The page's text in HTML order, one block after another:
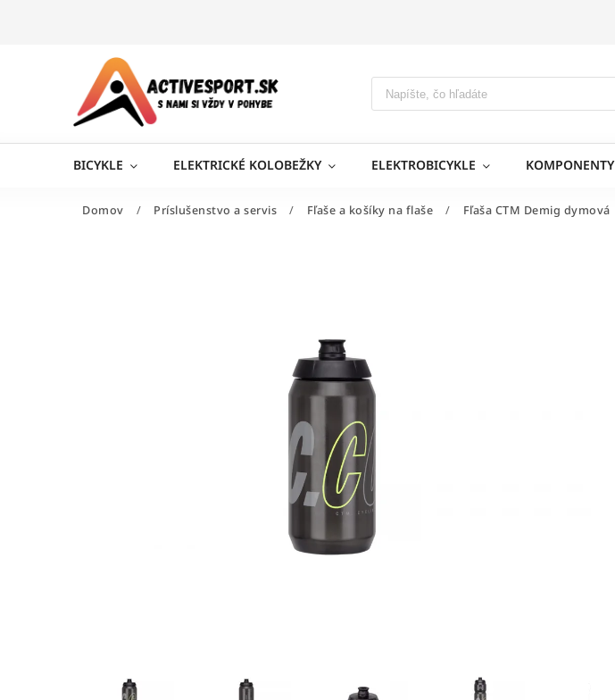
BICYKLE ELEKTRICKÉ KOLOBEŽKY ELEKTROBICYKLE KOMPONENTY
Domov / Príslušenstvo a servis / Fľaše a košíky na flaše / Fľaša CTM Demig dymová